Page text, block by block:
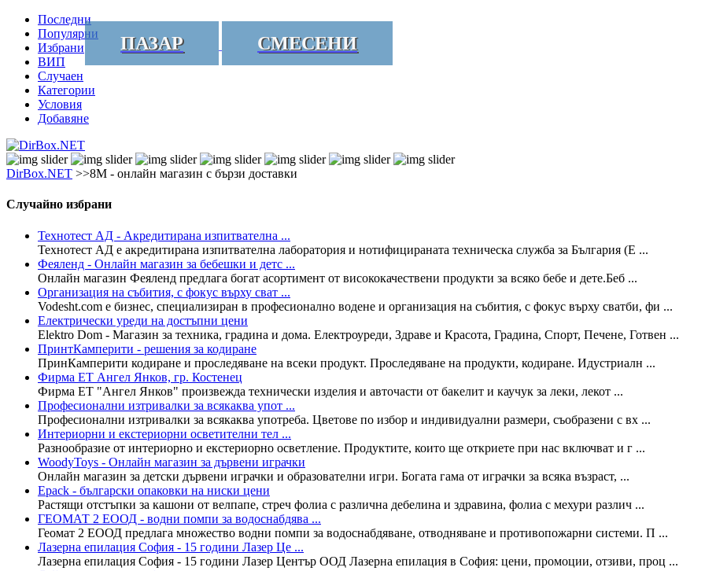
Последни
Популярни
Избрани
ВИП
Случаен
Категории
Условия
Добавяне
ПАЗАР СМЕСЕНИ
DirBox.NET >>8М - онлайн магазин с бързи доставки
Случайно избрани
Технотест АД - Акредитирана изпитвателна ...
Технотест АД е акредитирана изпитвателна лаборатория и нотифицираната техническа служба за България (E ...
Феяленд - Онлайн магазин за бебешки и детс ...
Онлайн магазин Феяленд предлага богат асортимент от висококачествени продукти за всяко бебе и дете.Беб ...
Организация на събития, с фокус върху сват ...
Vodesht.com е бизнес, специализиран в професионално водене и организация на събития, с фокус върху сватби, фи ...
Електрически уреди на достъпни цени
Elektro Dom - Магазин за техника, градина и дома. Електроуреди, Здраве и Красота, Градина, Спорт, Печене, Готвен ...
ПринтКамперити - решения за кодиране
ПринКамперити кодиране и проследяване на всеки продукт. Проследяване на продукти, кодиране. Идустриалн ...
Фирма ЕТ Ангел Янков, гр. Костенец
Фирма ЕТ "Ангел Янков" произвежда технически изделия и авточасти от бакелит и каучук за леки, лекот ...
Професионални изтривалки за всякaква упот ...
Професионални изтривалки за всякaква употреба. Цветове по избор и индивидуални размери, съобразени с вх ...
Интериорни и екстериорни осветителни тел ...
Разнообразие от интериорно и екстериорно осветление. Продуктите, които ще откриете при нас включват и г ...
WoodyToys - Онлайн магазин за дървени играчки
Онлайн магазин за детски дървени играчки и образователни игри. Богата гама от играчки за всяка възраст, ...
Epack - български опаковки на ниски цени
Растящи отстъпки за кашони от велпапе, стреч фолиа с различна дебелина и здравина, фолиа с мехури различ ...
ГЕОМАТ 2 ЕООД - водни помпи за водоснабдява ...
Геомат 2 ЕООД предлага множество водни помпи за водоснабдяване, отводняване и противопожарни системи. П ...
Лазерна епилация София - 15 години Лазер Це ...
Лазерна епилация София - 15 години Лазер Център ООД Лазерна епилация в София: цени, промоции, отзиви, проц ...